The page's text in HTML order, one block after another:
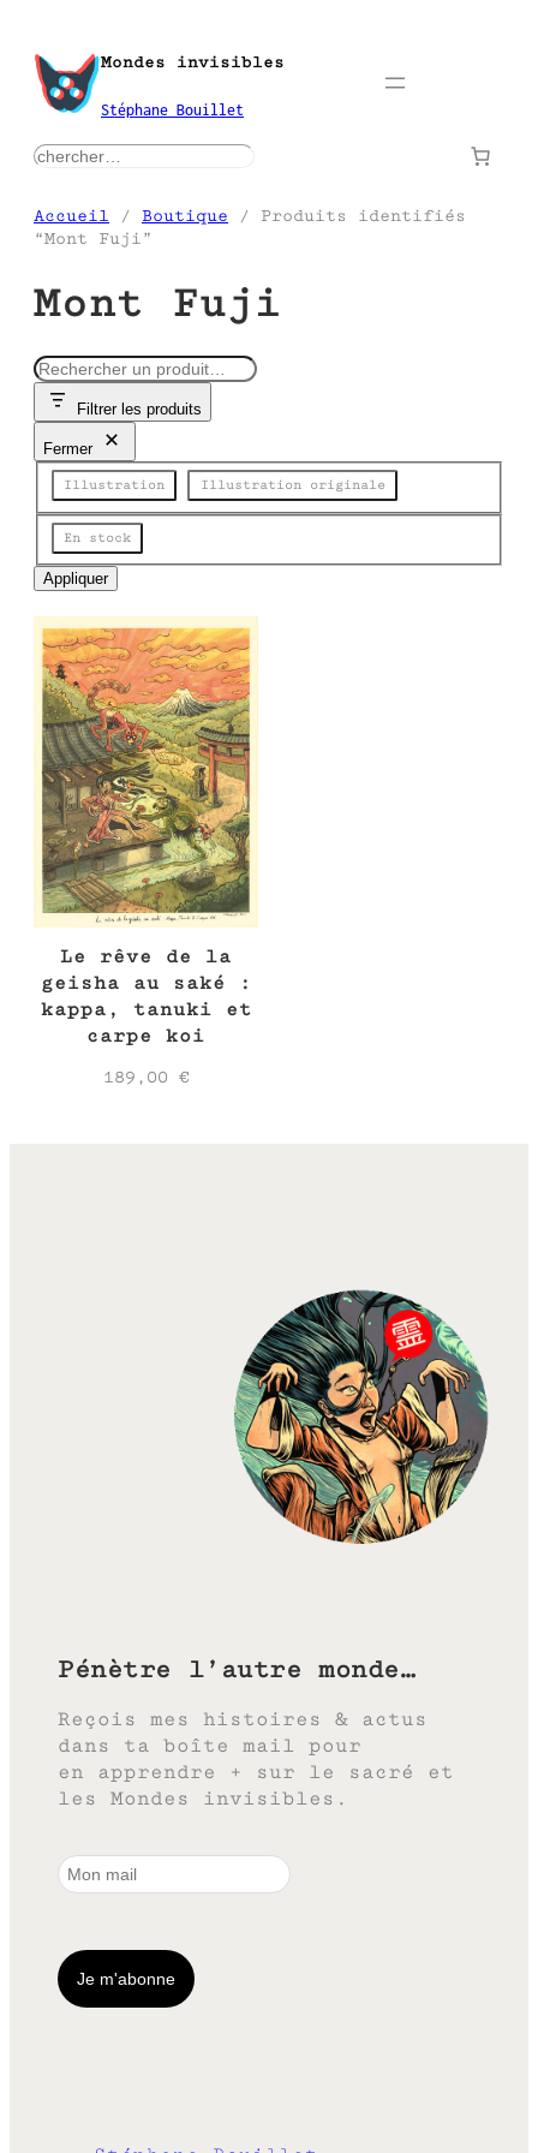
contenu
Mondes invisibles
Stéphane Bouillet
rechercher
Accueil / Boutique / Produits identifiés
“Mont Fuji”
Mont Fuji
R
e
e
Filtrer les produits
Fermer
Catégorie
Illustration Illustration originale
État
En stock
Appliquer
Le rêve de la
geisha au saké :
kappa, tanuki et
carpe koi
189,00 €
Pénètre l’autre monde…
Reçois mes histoires & actus
dans ta boîte mail pour
en apprendre + sur le sacré et
les Mondes invisibles.